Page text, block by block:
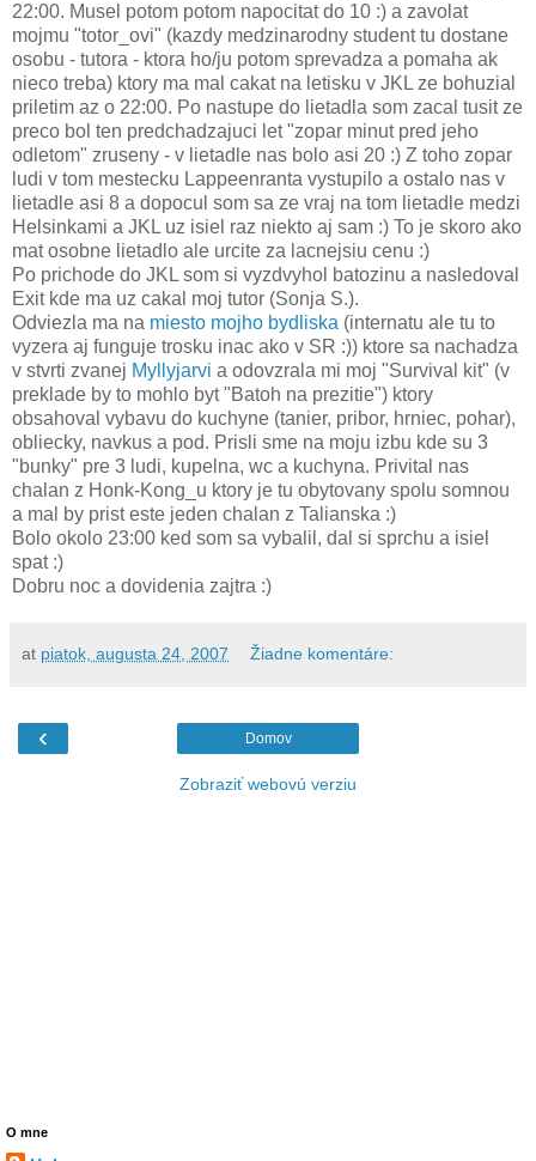
22:00. Musel potom potom napocitat do 10 :) a zavolat
mojmu "totor_ovi" (kazdy medzinarodny student tu dostane
osobu - tutora - ktora ho/ju potom sprevadza a pomaha ak
nieco treba) ktory ma mal cakat na letisku v JKL ze bohuzial
priletim az o 22:00. Po nastupe do lietadla som zacal tusit ze
preco bol ten predchadzajuci let "zopar minut pred jeho
odletom" zruseny - v lietadle nas bolo asi 20 :) Z toho zopar
ludi v tom mestecku Lappeenranta vystupilo a ostalo nas v
lietadle asi 8 a dopocul som sa ze vraj na tom lietadle medzi
Helsinkami a JKL uz isiel raz niekto aj sam :) To je skoro ako
mat osobne lietadlo ale urcite za lacnejsiu cenu :)
Po prichode do JKL som si vyzdvyhol batozinu a nasledoval
Exit kde ma uz cakal moj tutor (Sonja S.).
Odviezla ma na miesto mojho bydliska (internatu ale tu to
vyzera aj funguje trosku inac ako v SR :)) ktore sa nachadza
v stvrti zvanej Myllyjarvi a odovzrala mi moj "Survival kit" (v
preklade by to mohlo byt "Batoh na prezitie") ktory
obsahoval vybavu do kuchyne (tanier, pribor, hrniec, pohar),
obliecky, navkus a pod. Prisli sme na moju izbu kde su 3
"bunky" pre 3 ludi, kupelna, wc a kuchyna. Privital nas
chalan z Honk-Kong_u ktory je tu obytovany spolu somnou
a mal by prist este jeden chalan z Talianska :)
Bolo okolo 23:00 ked som sa vybalil, dal si sprchu a isiel
spat :)
Dobru noc a dovidenia zajtra :)
at piatok, augusta 24, 2007 Žiadne komentáre:
‹ Domov
Zobraziť webovú verziu
O mne